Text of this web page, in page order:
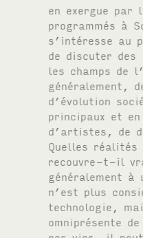
en exergue
programmés à
s’intéresse au
de discuter des
les champs de
généralement,
d’évolution
principaux et
d’artistes, de
Quelles
recouvre-t-il
généralement à
n’est plus
technologie,
omniprésente